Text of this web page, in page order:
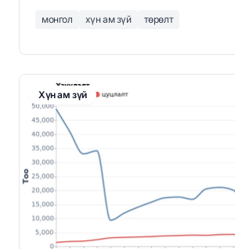
бүрийн амьд төрөлтийн тоо.
монгол хүн ам зүй төрөлт
Хүн ам зүй